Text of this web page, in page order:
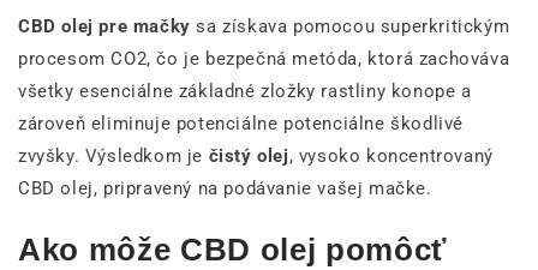
CBD olej pre mačky sa získava pomocou superkritickým
procesom CO2, čo je bezpečná metóda, ktorá zachováva
všetky esenciálne základné zložky rastliny konope a
zároveň eliminuje potenciálne potenciálne škodlivé
zvyšky. Výsledkom je čistý olej, vysoko koncentrovaný
CBD olej, pripravený na podávanie vašej mačke.
Ako môže CBD olej pomôcť